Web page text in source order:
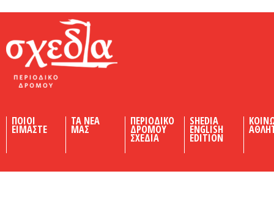
ΠΟΙΟΙ
ΕΙΜΑΣΤΕ
ΤΑ ΝΕΑ
ΜΑΣ
ΠΕΡΙΟΔΙΚΟ
ΔΡΟΜΟΥ
ΣΧΕΔΙΑ
SHEDIA
ENGLISH
EDITION